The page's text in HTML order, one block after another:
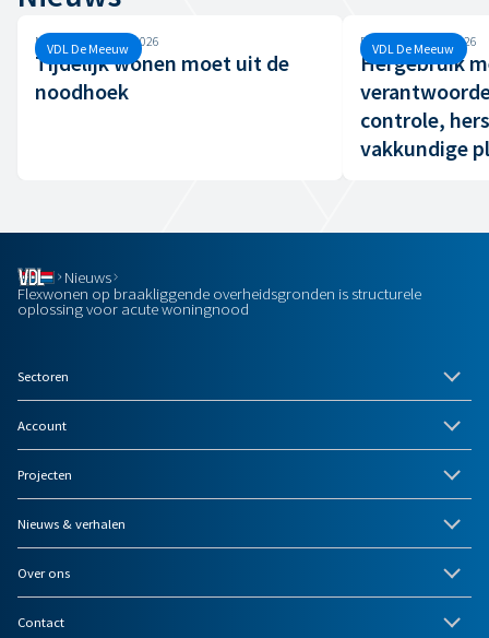
VDL De Meeuw
Maandag, 29 juni, 2026
Tijdelijk wonen moet uit de
noodhoek
VDL De Meeuw
Dinsdag, 16 juni, 2026
Hergebruik
controle,
vakkundige
Nieuws
Flexwonen op braakliggende overheidsgronden is structurele
oplossing voor acute woningnood
Sectoren
Account
Projecten
Nieuws & verhalen
Over ons
Contact